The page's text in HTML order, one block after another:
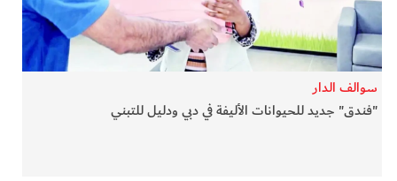
سوالف الدار
"فندق" جديد للحيوانات الأليفة في دبي ودليل للتبني